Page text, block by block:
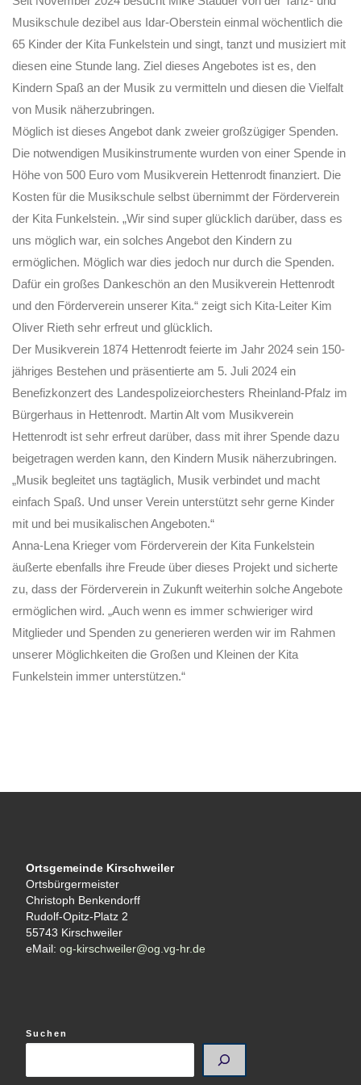
Musikschule dezibel aus Idar-Oberstein einmal wöchentlich die
65 Kinder der Kita Funkelstein und singt, tanzt und musiziert mit
diesen eine Stunde lang. Ziel dieses Angebotes ist es, den
Kindern Spaß an der Musik zu vermitteln und diesen die Vielfalt
von Musik näherzubringen.
Möglich ist dieses Angebot dank zweier großzügiger Spenden.
Die notwendigen Musikinstrumente wurden von einer Spende in
Höhe von 500 Euro vom Musikverein Hettenrodt finanziert. Die
Kosten für die Musikschule selbst übernimmt der Förderverein
der Kita Funkelstein. „Wir sind super glücklich darüber, dass es
uns möglich war, ein solches Angebot den Kindern zu
ermöglichen. Möglich war dies jedoch nur durch die Spenden.
Dafür ein großes Dankeschön an den Musikverein Hettenrodt
und den Förderverein unserer Kita.“ zeigt sich Kita-Leiter Kim
Oliver Rieth sehr erfreut und glücklich.
Der Musikverein 1874 Hettenrodt feierte im Jahr 2024 sein 150-
jähriges Bestehen und präsentierte am 5. Juli 2024 ein
Benefizkonzert des Landespolizeiorchesters Rheinland-Pfalz im
Bürgerhaus in Hettenrodt. Martin Alt vom Musikverein
Hettenrodt ist sehr erfreut darüber, dass mit ihrer Spende dazu
beigetragen werden kann, den Kindern Musik näherzubringen.
„Musik begleitet uns tagtäglich, Musik verbindet und macht
einfach Spaß. Und unser Verein unterstützt sehr gerne Kinder
mit und bei musikalischen Angeboten.“
Anna-Lena Krieger vom Förderverein der Kita Funkelstein
äußerte ebenfalls ihre Freude über dieses Projekt und sicherte
zu, dass der Förderverein in Zukunft weiterhin solche Angebote
ermöglichen wird. „Auch wenn es immer schwieriger wird
Mitglieder und Spenden zu generieren werden wir im Rahmen
unserer Möglichkeiten die Großen und Kleinen der Kita
Funkelstein immer unterstützen.“
Ortsgemeinde Kirschweiler
Ortsbürgermeister
Christoph Benkendorff
Rudolf-Opitz-Platz 2
55743 Kirschweiler
eMail: og-kirschweiler@og.vg-hr.de
Suchen